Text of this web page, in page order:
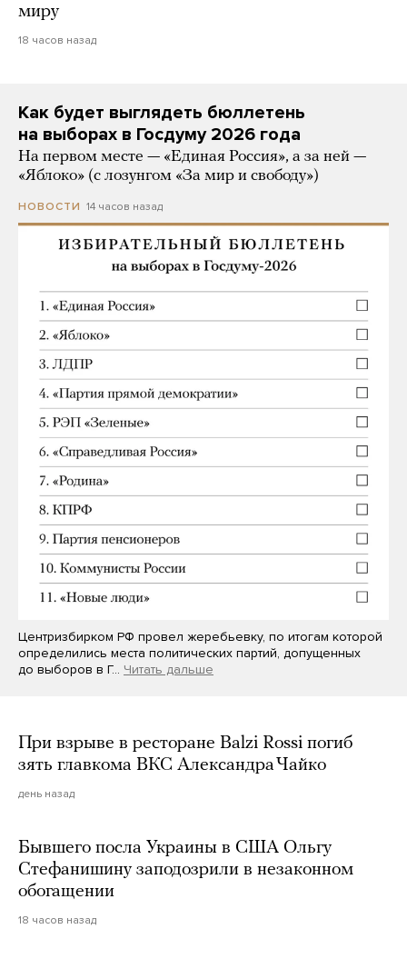
миру
18 часов назад
Как будет выглядеть бюллетень
на выборах в Госдуму 2026 года
На первом месте — «Единая Россия», а за ней —
«Яблоко» (с лозунгом «За мир и свободу»)
НОВОСТИ 14 часов назад
Центризбирком РФ провел жеребьевку, по итогам которой
определились места политических партий, допущенных
до выборов в Г… Читать дальше
При взрыве в ресторане Balzi Rossi погиб
зять главкома ВКС Александра Чайко
день назад
Бывшего посла Украины в США Ольгу
Стефанишину заподозрили в незаконном
обогащении
18 часов назад